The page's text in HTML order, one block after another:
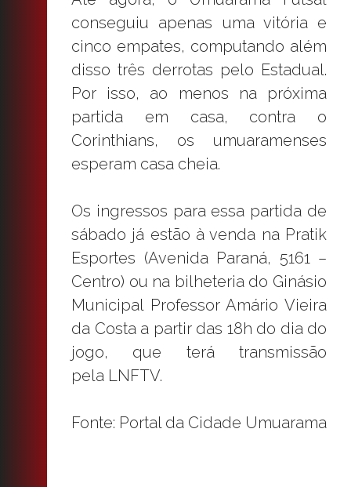
conseguiu apenas uma vitória e
cinco empates, computando além
disso três derrotas pelo Estadual.
Por isso, ao menos na próxima
partida em casa, contra o
Corinthians, os umuaramenses
esperam casa cheia.
Os ingressos para essa partida de
sábado já estão à venda na Pratik
Esportes (Avenida Paraná, 5161 –
Centro) ou na bilheteria do Ginásio
Municipal Professor Amário Vieira
da Costa a partir das 18h do dia do
jogo, que terá transmissão
pela LNFTV.
Fonte: Portal da Cidade Umuarama